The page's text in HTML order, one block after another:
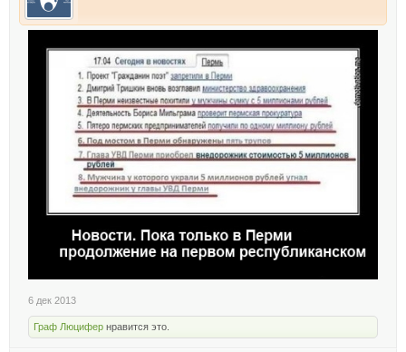
6 дек 2013
Граф Люцифер нравится это.